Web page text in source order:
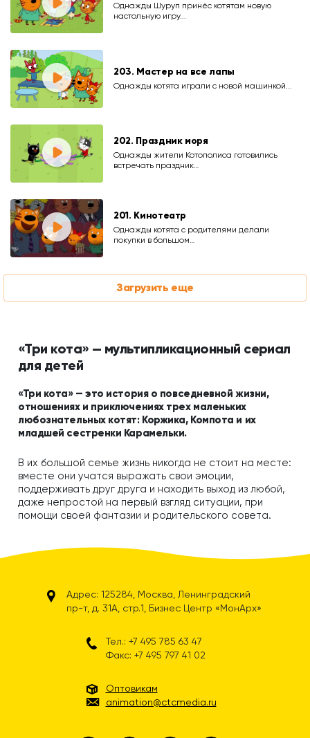
Однажды Шуруп принёс котятам новую
настольную игру...
203. Мастер на все лапы
Однажды котята играли с новой машинкой...
202. Праздник моря
Однажды жители Котополиса готовились
встречать праздник…
201. Кинотеатр
Однажды котята с родителями делали
покупки в большом…
Загрузить еще
«Три кота» — мультипликационный сериал
для детей
«Три кота» — это история о повседневной жизни,
отношениях и приключениях трех маленьких
любознательных котят: Коржика, Компота и их
младшей сестренки Карамельки.
В их большой семье жизнь никогда не стоит на месте:
вместе они учатся выражать свои эмоции,
поддерживать друг друга и находить выход из любой,
даже непростой на первый взгляд ситуации, при
помощи своей фантазии и родительского совета.
Адрес: 125284, Москва, Ленинградский
пр-т, д. 31А, стр.1, Бизнес Центр «МонАрх»
Тел.: +7 495 785 63 47
Факс: +7 495 797 41 02
Оптовикам
animation@ctcmedia.ru